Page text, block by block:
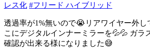
レス化 #フリード ハイブリッド
透過率が1%無いので😭リアワイヤー外し
こにデジタルインナーミラーを💦💦 ガラ
確認が出来る様になりました😅